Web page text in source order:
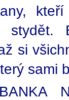
si
sami